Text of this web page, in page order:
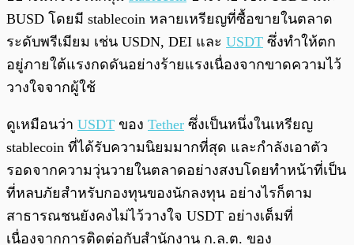
BUSD โดยมี stablecoin หลายเหรียญที่ซื้อขายในตลาด
ระดับพรีเมียม เช่น USDN, DEI และ USDT ซึ่งทำให้ตก
อยู่ภายใต้แรงกดดันอย่างร้ายแรงเนื่องจากขาดความไว้
วางใจจากผู้ใช้
ดูเหมือนว่า USDT ของ Tether ซึ่งเป็นหนึ่งในเหรียญ
stablecoin ที่ได้รับความนิยมมากที่สุด และกำลังเอาตัว
รอดจากความวุ่นวายในตลาดอย่างสงบโดยทำหน้าที่เป็น
ที่หลบภัยสำหรับกองทุนของนักลงทุน อย่างไรก็ตาม
สาธารณชนยังคงไม่ไว้วางใจ USDT อย่างเต็มที่
เนื่องจากการติดต่อกับสำนักงาน ก.ล.ต. ของ